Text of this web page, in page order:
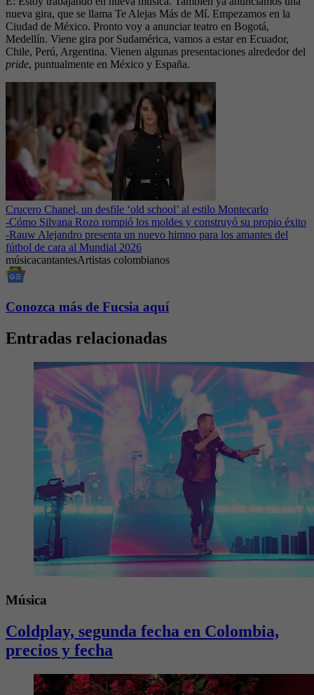
nueva gira, que se llama Te Alejas Más de Mí. Empezamos en la
Ciudad de México. Pronto voy a anunciar teatro en Bogotá,
Medellín. Viene gira por Sudamérica, vamos a estar en Ecuador,
Chile, Perú, Argentina. Vienen algunas presentaciones alrededor del
pride, puntualmente en México y España.
Crucero Chanel, un desfile ‘old school’ al estilo Montecarlo
-Cómo Silvana Rozo rompió los moldes y construyó su propio éxito
-Rauw Alejandro presenta un nuevo himno para los amantes del
fútbol de cara al Mundial 2026
músicacantantesArtistas colombianos
Conozca más de Fucsia aquí
Entradas relacionadas
Música
Coldplay, segunda fecha en Colombia,
precios y fecha